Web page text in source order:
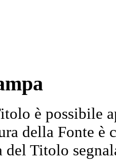
è possibile
della Fonte
del Titolo